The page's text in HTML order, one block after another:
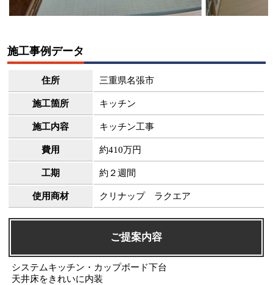
施工事例データ
住所 三重県名張市
施工箇所 キッチン
施工内容 キッチン工事
費用 約410万円
工期 約２週間
使用商材 クリナップ ラクエア
ご提案内容
システムキッチン・カップボード下台
天井床をきれいに内装